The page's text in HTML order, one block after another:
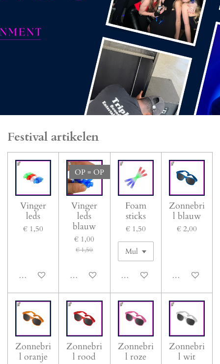
Festival artikelen
Vinger
leds
€ 1,50
In winkelwagen
OP = OP
Vinger
leds
blauw
€ 1,00
€ 1,50
In winkelwagen
Foam
sticks
€ 1,50
In winkelwagen
Zonnebri
l blauw
€ 2,00
In
Zonnebri
l oranje
Zonnebri
l rood
Zonnebri
l roze
Zonnebri
l wit